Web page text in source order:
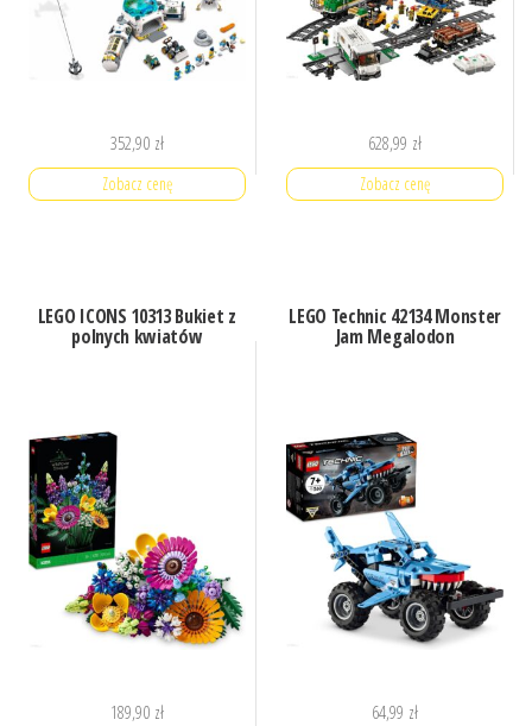
352,90 zł
Zobacz cenę
628,99 zł
Zobacz cenę
LEGO ICONS 10313 Bukiet z
polnych kwiatów
189,90 zł
LEGO Technic 42134 Monster
Jam Megalodon
64,99 zł